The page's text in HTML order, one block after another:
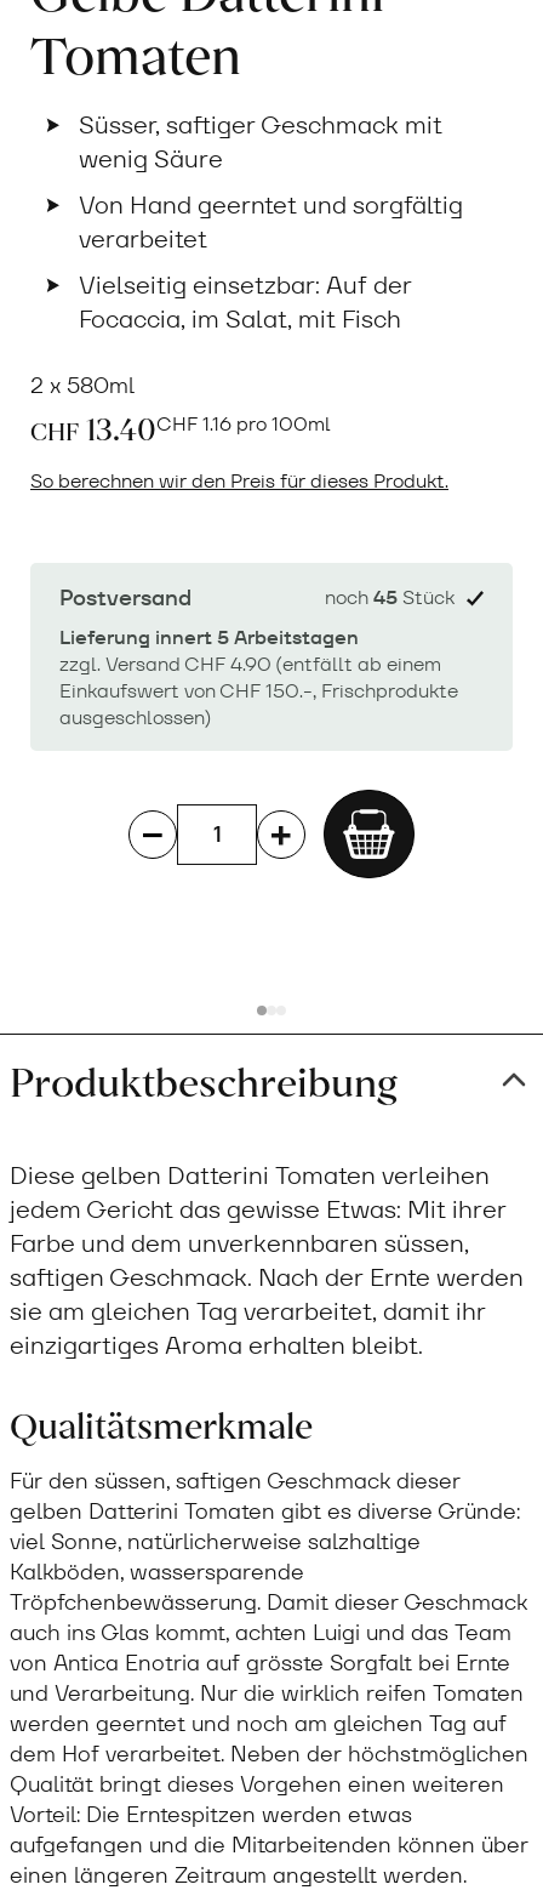
Tomaten
Süsser, saftiger Geschmack mit
wenig Säure
Von Hand geerntet und sorgfältig
verarbeitet
Vielseitig einsetzbar: Auf der
Focaccia, im Salat, mit Fisch
2 x 580ml
CHF 13.40CHF1.16 pro 100ml
So berechnen wir den Preis für dieses Produkt.
Postversand
Lieferung innert 5 Arbeitstagen
zzgl. Versand CHF 4.90 (entfällt ab einem
Einkaufswert von CHF 150.-, Frischprodukte
ausgeschlossen)
noch45Stück
Add
Produktbeschreibung
Diese gelben Datterini Tomaten verleihen
jedem Gericht das gewisse Etwas: Mit ihrer
Farbe und dem unverkennbaren süssen,
saftigen Geschmack. Nach der Ernte werden
sie am gleichen Tag verarbeitet, damit ihr
einzigartiges Aroma erhalten bleibt.
Qualitätsmerkmale
Für den süssen, saftigen Geschmack dieser
gelben Datterini Tomaten gibt es diverse Gründe:
viel Sonne, natürlicherweise salzhaltige
Kalkböden, wassersparende
Tröpfchenbewässerung. Damit dieser Geschmack
auch ins Glas kommt, achten Luigi und das Team
von Antica Enotria auf grösste Sorgfalt bei Ernte
und Verarbeitung. Nur die wirklich reifen Tomaten
werden geerntet und noch am gleichen Tag auf
dem Hof verarbeitet. Neben der höchstmöglichen
Qualität bringt dieses Vorgehen einen weiteren
Vorteil: Die Erntespitzen werden etwas
aufgefangen und die Mitarbeitenden können über
einen längeren Zeitraum angestellt werden.